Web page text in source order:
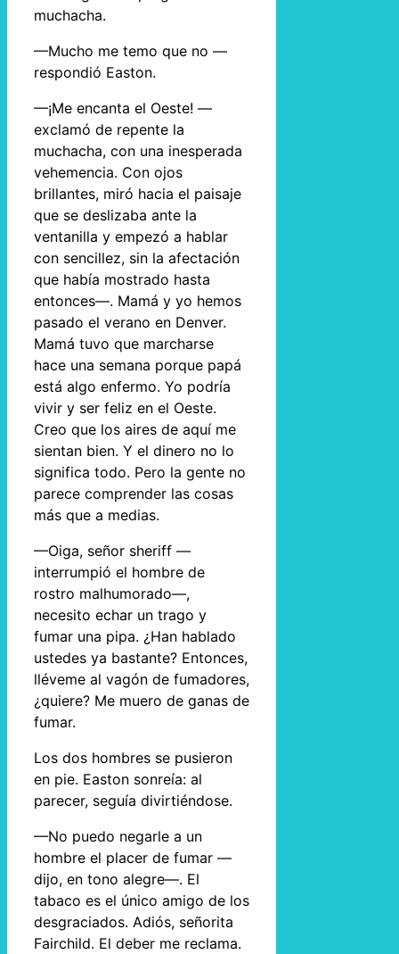
muchacha.
—Mucho me temo que no —
respondió Easton.
—¡Me encanta el Oeste! —
exclamó de repente la
muchacha, con una inesperada
vehemencia. Con ojos
brillantes, miró hacia el paisaje
que se deslizaba ante la
ventanilla y empezó a hablar
con sencillez, sin la afectación
que había mostrado hasta
entonces—. Mamá y yo hemos
pasado el verano en Denver.
Mamá tuvo que marcharse
hace una semana porque papá
está algo enfermo. Yo podría
vivir y ser feliz en el Oeste.
Creo que los aires de aquí me
sientan bien. Y el dinero no lo
significa todo. Pero la gente no
parece comprender las cosas
más que a medias.
—Oiga, señor sheriff —
interrumpió el hombre de
rostro malhumorado—,
necesito echar un trago y
fumar una pipa. ¿Han hablado
ustedes ya bastante? Entonces,
lléveme al vagón de fumadores,
¿quiere? Me muero de ganas de
fumar.
Los dos hombres se pusieron
en pie. Easton sonreía: al
parecer, seguía divirtiéndose.
—No puedo negarle a un
hombre el placer de fumar —
dijo, en tono alegre—. El
tabaco es el único amigo de los
desgraciados. Adiós, señorita
Fairchild. El deber me reclama.